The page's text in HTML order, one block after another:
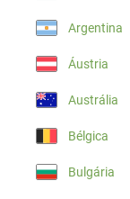
Argentina
Áustria
Austrália
Bélgica
Bulgária